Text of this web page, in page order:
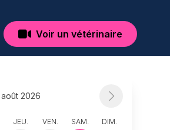
Voir un vétérinaire
août 2026
JEU. VEN. SAM. DIM.